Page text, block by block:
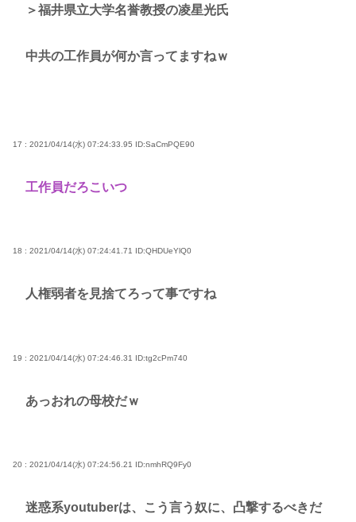
＞福井県立大学名誉教授の凌星光氏
中共の工作員が何か言ってますねｗ
17 : 2021/04/14(水) 07:24:33.95 ID:SaCmPQE90
工作員だろこいつ
18 : 2021/04/14(水) 07:24:41.71 ID:QHDUeYlQ0
人権弱者を見捨てろって事ですね
19 : 2021/04/14(水) 07:24:46.31 ID:tg2cPm740
あっおれの母校だｗ
20 : 2021/04/14(水) 07:24:56.21 ID:nmhRQ9Fy0
迷惑系youtuberは、こう言う奴に、凸撃するべきだ